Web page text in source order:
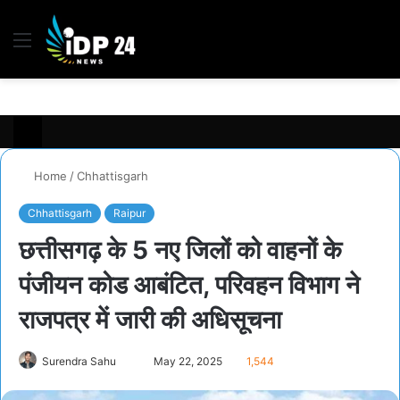
Menu
Home /Chhattisgarh
Chhattisgarh Raipur
छत्तीसगढ़ के 5 नए जिलों को वाहनों के
पंजीयन कोड आबंटित, परिवहन विभाग ने
राजपत्र में जारी की अधिसूचना
Surendra Sahu May 22, 2025 1,544